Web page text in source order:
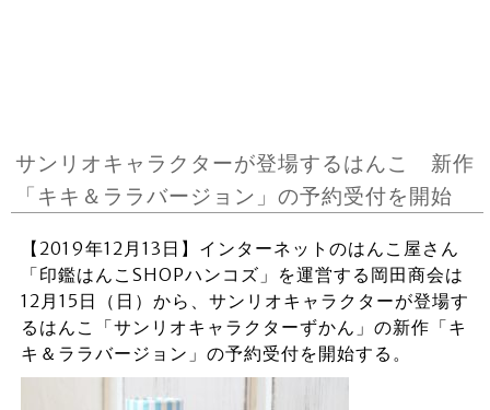
サンリオキャラクターが登場するはんこ 新作
「キキ＆ララバージョン」の予約受付を開始
【2019年12月13日】インターネットのはんこ屋さん
「印鑑はんこSHOPハンコズ」を運営する岡田商会は
12月15日（日）から、サンリオキャラクターが登場す
るはんこ「サンリオキャラクターずかん」の新作「キ
キ＆ララバージョン」の予約受付を開始する。